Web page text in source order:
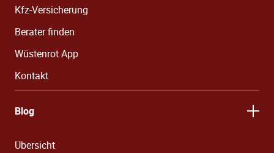
Kfz-Versicherung
Berater finden
Wüstenrot App
Kontakt
Blog
Übersicht